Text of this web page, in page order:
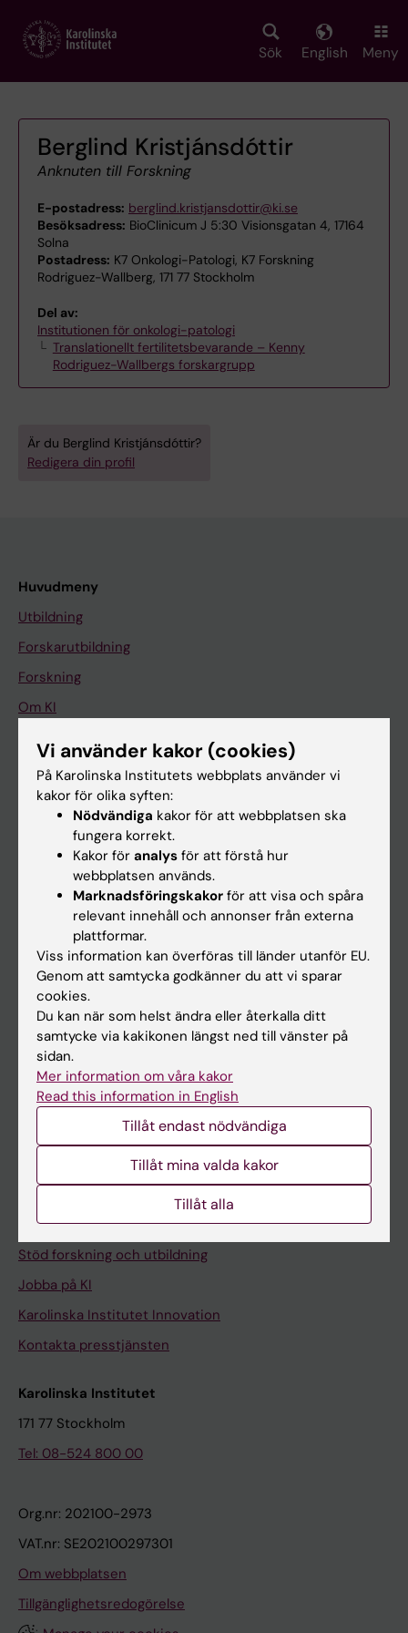
main
Sök English Meny
Berglind Kristjánsdóttir
Anknuten till Forskning
E-postadress: berglind.kristjansdottir@ki.se
Besöksadress: BioClinicum J 5:30 Visionsgatan 4, 17164
Solna
Postadress: K7 Onkologi-Patologi, K7 Forskning
Rodriguez-Wallberg, 171 77 Stockholm
Del av:
Institutionen för onkologi-patologi
Translationellt fertilitetsbevarande – Kenny
Rodriguez-Wallbergs forskargrupp
Är du Berglind Kristjánsdóttir?
Redigera din profil
Huvudmeny
Utbildning
Forskarutbildning
Forskning
Om KI
På gång
Nyheter
Kalender
Schema
Studentmejlen
Kurs- och programwebbar
Student på KI
Medarbetarportalen
Universitetsbiblioteket
Stöd forskning och utbildning
Jobba på KI
Karolinska Institutet Innovation
Kontakta presstjänsten
Karolinska Institutet
171 77 Stockholm
Tel: 08-524 800 00
Org.nr: 202100-2973
VAT.nr: SE202100297301
Om webbplatsen
Tillgänglighetsredogörelse
Vi använder kakor (cookies)
På Karolinska Institutets webbplats använder vi
kakor för olika syften:
Nödvändiga kakor för att webbplatsen ska
fungera korrekt.
Kakor för analys för att förstå hur
webbplatsen används.
Marknadsföringskakor för att visa och spåra
relevant innehåll och annonser från externa
plattformar.
Viss information kan överföras till länder utanför EU.
Genom att samtycka godkänner du att vi sparar
cookies.
Du kan när som helst ändra eller återkalla ditt
samtycke via kakikonen längst ned till vänster på
sidan.
Mer information om våra kakor
Read this information in English
Tillåt endast nödvändiga
Tillåt mina valda kakor
Tillåt alla